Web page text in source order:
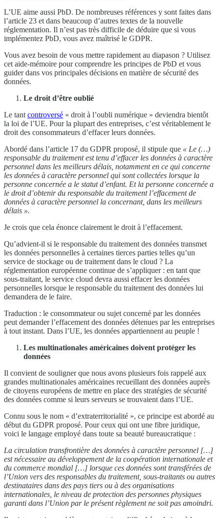
L’UE aime aussi PbD. De nombreuses références y sont faites dans
l’article 23 et dans beaucoup d’autres textes de la nouvelle
réglementation. Il n’est pas très difficile de déduire que si vous
implémentez PbD, vous avez maîtrisé le GDPR.
Vous avez besoin de vous mettre rapidement au diapason ? Utilisez
cet aide-mémoire pour comprendre les principes de PbD et vous
guider dans vos principales décisions en matière de sécurité des
données.
Le droit d’être oublié
Le tant controversé « droit à l’oubli numérique » deviendra bientôt
la loi de l’UE. Pour la plupart des entreprises, c’est véritablement le
droit des consommateurs d’effacer leurs données.
Abordé dans l’article 17 du GDPR proposé, il stipule que « Le (…)
responsable du traitement est tenu d’effacer les données à caractère
personnel dans les meilleurs délais, notamment en ce qui concerne
les données à caractère personnel qui sont collectées lorsque la
personne concernée a le statut d’enfant. Et la personne concernée a
le droit d’obtenir du responsable du traitement l’effacement de
données à caractère personnel la concernant, dans les meilleurs
délais ».
Je crois que cela énonce clairement le droit à l’effacement.
Qu’advient-il si le responsable du traitement des données transmet
les données personnelles à certaines tierces parties telles qu’un
service de stockage ou de traitement dans le cloud ? La
réglementation européenne continue de s’appliquer : en tant que
sous-traitant, le service cloud devra aussi effacer les données
personnelles lorsque le responsable du traitement des données lui
demandera de le faire.
Traduction : le consommateur ou sujet concerné par les données
peut demander l’effacement des données détenues par les entreprises
à tout instant. Dans l’UE, les données appartiennent au peuple !
Les multinationales américaines doivent protéger les
données
Il convient de souligner que nous avons plusieurs fois rappelé aux
grandes multinationales américaines recueillant des données auprès
de citoyens européens de mettre en place des stratégies de sécurité
des données comme si leurs serveurs se trouvaient dans l’UE.
Connu sous le nom « d’extraterritorialité », ce principe est abordé au
début du GDPR proposé. Pour ceux qui ont une fibre juridique,
voici le langage employé dans toute sa beauté bureaucratique :
La circulation transfrontière des données à caractère personnel […]
est nécessaire au développement de la coopération internationale et
du commerce mondial […] lorsque ces données sont transférées de
l’Union vers des responsables du traitement, sous-traitants ou autres
destinataires dans des pays tiers ou à des organisations
internationales, le niveau de protection des personnes physiques
garanti dans l’Union par le présent règlement ne soit pas amoindri.